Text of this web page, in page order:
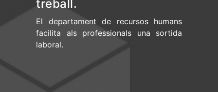
treball.
El departament de recursos humans
facilita als professionals una sortida
laboral.